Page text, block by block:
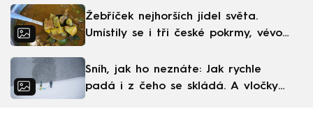
Žebříček nejhorších jídel světa.
Umístily se i tři české pokrmy, vévodí
Sníh, jak ho neznáte: Jak rychle
padá i z čeho se skládá. A vločky